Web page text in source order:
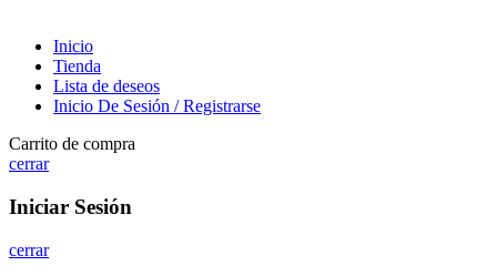
Inicio
Tienda
Lista de deseos
Inicio De Sesión / Registrarse
Carrito de compra
cerrar
Iniciar Sesión
cerrar